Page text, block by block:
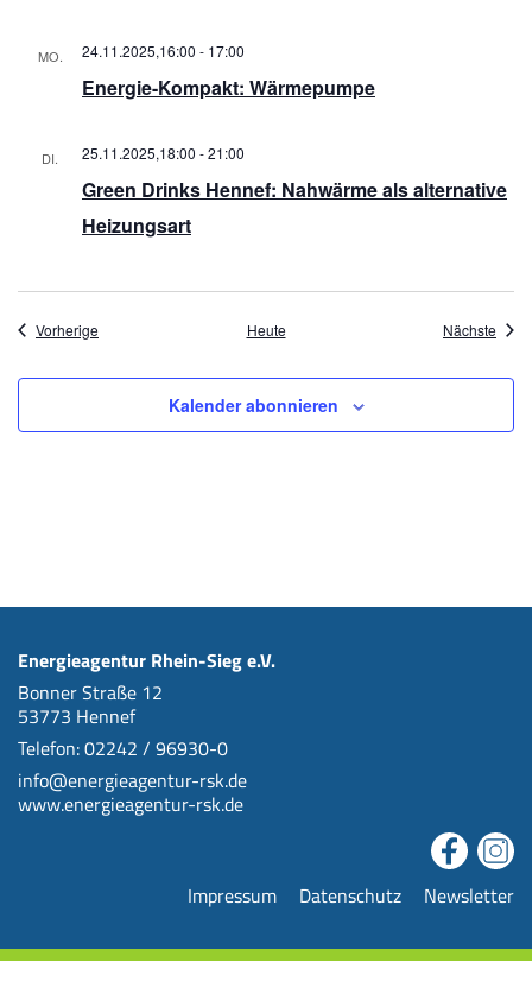
MO.
Energie-Kompakt: Wärmepumpe
24.11.2025,16:00 - 17:00
DI.
Green Drinks Hennef: Nahwärme als alternative
Heizungsart
25.11.2025,18:00 -21:00
Vorherige Heute Nächste
Kalender abonnieren
Energieagentur Rhein-Sieg e.V.
Bonner Straße 12
53773 Hennef
Telefon: 02242 / 96930-0
info@energieagentur-rsk.de
www.energieagentur-rsk.de
Impressum Datenschutz Newsletter